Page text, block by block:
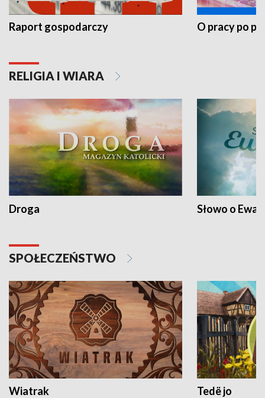
Raport gospodarczy O pracy po
RELIGIA I WIARA
Droga Słowo o
SPOŁECZEŃSTWO
Wiatrak Tedë jo